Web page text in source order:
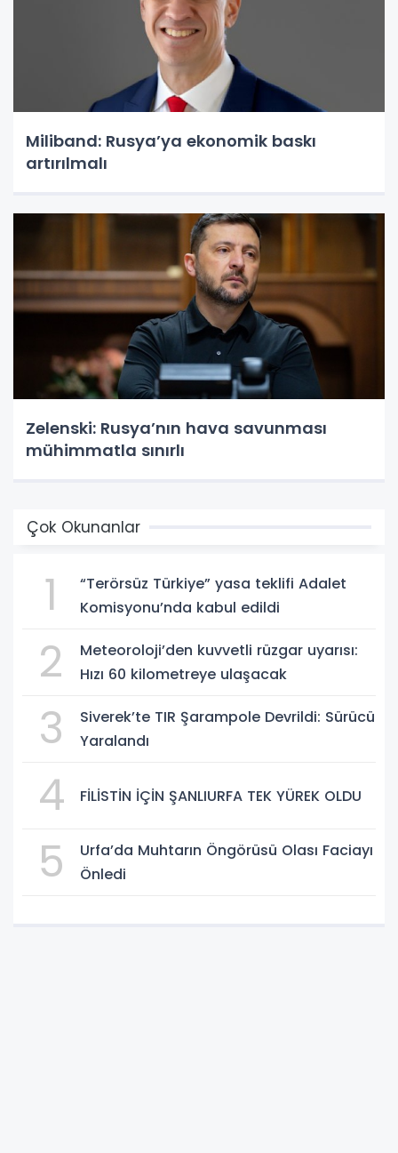
Miliband: Rusya’ya ekonomik baskı
artırılmalı
Zelenski: Rusya’nın hava savunması
mühimmatla sınırlı
Çok Okunanlar
1
“Terörsüz Türkiye” yasa teklifi Adalet
Komisyonu’nda kabul edildi
2
Meteoroloji’den kuvvetli rüzgar uyarısı:
Hızı 60 kilometreye ulaşacak
3
Siverek’te TIR Şarampole Devrildi: Sürücü
Yaralandı
4 FİLİSTİN İÇİN ŞANLIURFA TEK YÜREK OLDU
5
Urfa’da Muhtarın Öngörüsü Olası Faciayı
Önledi